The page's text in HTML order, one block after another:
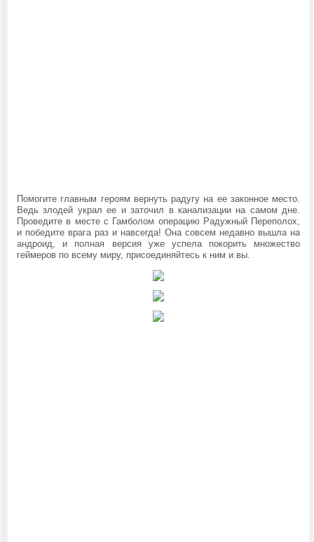
Помогите главным героям вернуть радугу на ее законное место.
Ведь злодей украл ее и заточил в канализации на самом дне.
Проведите в месте с Гамболом операцию Радужный Переполох,
и победите врага раз и навсегда! Она совсем недавно вышла на
андроид, и полная версия уже успела покорить множество
геймеров по всему миру, присоединяйтесь к ним и вы.